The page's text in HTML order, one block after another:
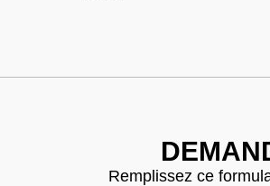
Remplissez ce